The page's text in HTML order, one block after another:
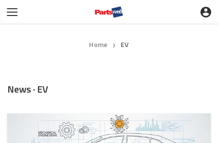
Home ❯ EV
News · EV